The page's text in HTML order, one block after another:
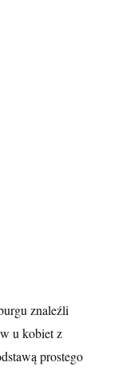
znaleźli
u kobiet z
prostego